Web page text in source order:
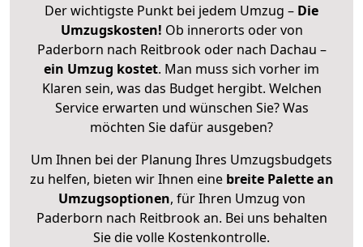
Der wichtigste Punkt bei jedem Umzug – Die
Umzugskosten! Ob innerorts oder von
Paderborn nach Reitbrook oder nach Dachau –
ein Umzug kostet. Man muss sich vorher im
Klaren sein, was das Budget hergibt. Welchen
Service erwarten und wünschen Sie? Was
möchten Sie dafür ausgeben?
Um Ihnen bei der Planung Ihres Umzugsbudgets
zu helfen, bieten wir Ihnen eine breite Palette an
Umzugsoptionen, für Ihren Umzug von
Paderborn nach Reitbrook an. Bei uns behalten
Sie die volle Kostenkontrolle.